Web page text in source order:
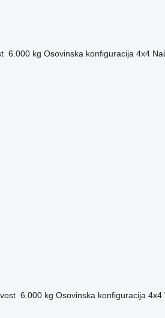
6.000 kg Osovinska konfiguracija 4x4
6.000 kg Osovinska konfiguracija 4x4